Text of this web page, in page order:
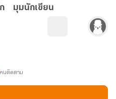
มุมนักเขียน
คนติดตาม